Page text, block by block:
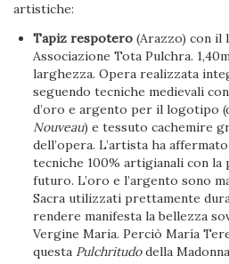
artistiche:
Tapiz respotero (Arazzo) con il
Associazione Tota Pulchra.
larghezza. Opera realizzata
seguendo tecniche medievali
d’oro e argento per il logotipo
Nouveau) e tessuto cachemire
dell’opera. L’artista ha
tecniche 100% artigianali con
futuro. L’oro e l’argento sono
Sacra utilizzati prettamente
rendere manifesta la bellezza
Vergine Maria. Perciò María
questa Pulchritudodella